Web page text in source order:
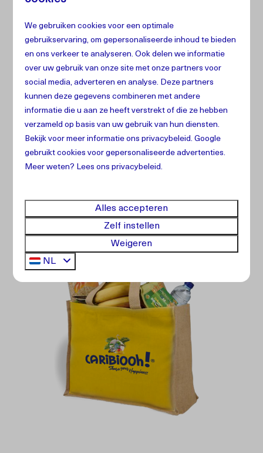
Boodschappen Service
Begin je vakantie zonder zorgen! Wil je graag bij
aankomst een gevulde koelkast met boodschappen?
Laat het ons weten. Stuur ons een berichtje of voeg
deze optie eenvoudig toe bij deextra’stijdens het
boeken van je accommodatie. Zo start je vakantie
direct ontspannen.
We gebruiken cookies voor een optimale
gebruikservaring, om gepersonaliseerde inhoud te bieden
en ons verkeer te analyseren. Ook delen we informatie
over uw gebruik van onze site met onze partners voor
social media, adverteren en analyse. Deze partners
kunnen deze gegevens combineren met andere
informatie die u aan ze heeft verstrekt of die ze hebben
verzameld op basis van uw gebruik van hun diensten.
Bekijk voor meer informatie onsprivacybeleid.Google
gebruikt cookies voor gepersonaliseerde advertenties.
Meer weten? Lees ons privacybeleid.
Alles accepteren
Zelf instellen
Weigeren
NL